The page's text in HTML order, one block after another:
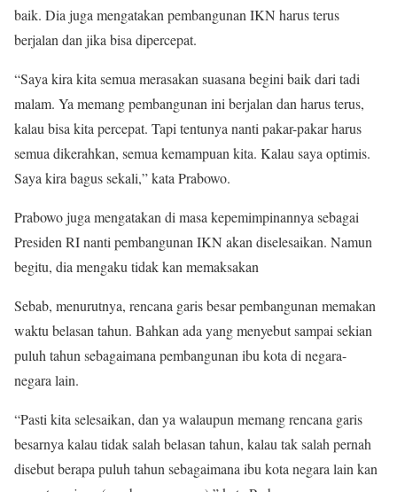
baik. Dia juga mengatakan pembangunan IKN harus terus
berjalan dan jika bisa dipercepat.
“Saya kira kita semua merasakan suasana begini baik dari tadi
malam. Ya memang pembangunan ini berjalan dan harus terus,
kalau bisa kita percepat. Tapi tentunya nanti pakar-pakar harus
semua dikerahkan, semua kemampuan kita. Kalau saya optimis.
Saya kira bagus sekali,” kata Prabowo.
Prabowo juga mengatakan di masa kepemimpinannya sebagai
Presiden RI nanti pembangunan IKN akan diselesaikan. Namun
begitu, dia mengaku tidak kan memaksakan
Sebab, menurutnya, rencana garis besar pembangunan memakan
waktu belasan tahun. Bahkan ada yang menyebut sampai sekian
puluh tahun sebagaimana pembangunan ibu kota di negara-
negara lain.
“Pasti kita selesaikan, dan ya walaupun memang rencana garis
besarnya kalau tidak salah belasan tahun, kalau tak salah pernah
disebut berapa puluh tahun sebagaimana ibu kota negara lain kan